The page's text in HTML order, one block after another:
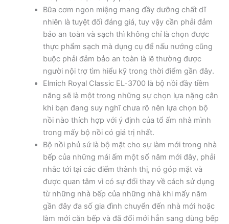
Bữa cơm ngon miệng mang đầy dưỡng chất dĩ
nhiên là tuyệt đối đáng giá, tuy vậy cần phải đảm
bảo an toàn và sạch thì không chỉ là chọn được
thực phẩm sạch mà dụng cụ để nấu nướng cũng
buộc phải đảm bảo an toàn là lẽ thường được
người nội trợ tìm hiểu kỹ trong thời điểm gần đây.
Elmich Royal Classic EL-3700 là bộ nồi đầy tiềm
năng sẽ là một trong những sự chọn lựa nặng cân
khi bạn đang suy nghĩ chưa rõ nên lựa chọn bộ
nồi nào thích hợp với ý định của tổ ấm nhà mình
trong mấy bộ nồi có giá trị nhất.
Bộ nồi phủ sứ là bộ mặt cho sự làm mới trong nhà
bếp của những mái ấm một số năm mới đây, phải
nhắc tới tại các điểm thành thị, nó góp mặt và
được quan tâm vì có sự đổi thay về cách sử dụng
từ những nhà bếp của những nhà khi mấy năm
gần đây đa số gia đình chuyển đến nhà mới hoặc
làm mới căn bếp và đã đổi mới hẳn sang dùng bếp